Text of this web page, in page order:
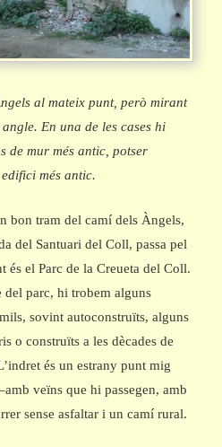
al mateix punt, però mirant
En una de les cases hi
de mur més antic, potser
edifici més antic.
bon tram del camí dels Àngels,
del Santuari del Coll, passa pel
és el Parc de la Creueta del Coll.
del parc, hi trobem alguns
sovint autoconstruïts, alguns
o construïts a les dècades de
és un estrany punt mig
veïns que hi passegen, amb
sense asfaltar i un camí rural.